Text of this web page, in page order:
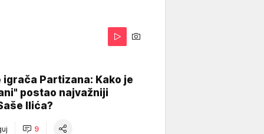
igrača Partizana: Kako je
postao najvažniji
Ilića?
9